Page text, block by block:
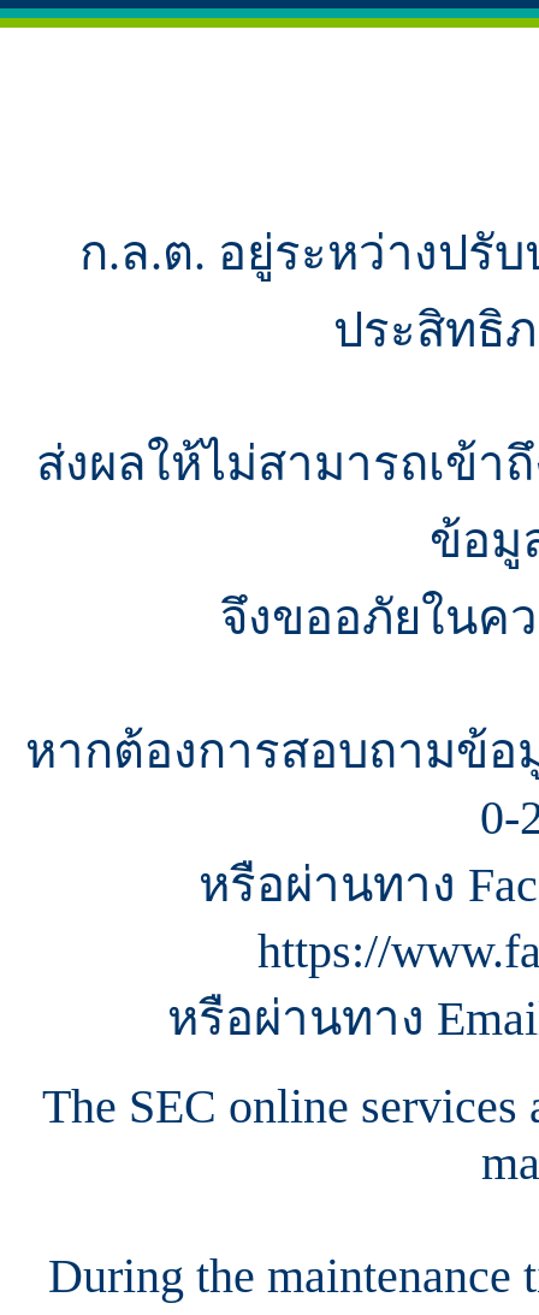
ก.ล.ต. อยู่ระหว่างปรั
ประสิทธิ
ส่งผลให้ไม่สามารถเข้า
ข้อมู
จึงขออภัยในค
หากต้องการสอบถามข้อ
0-
หรือผ่านทาง
https://
หรือผ่านทาง
The SEC online
During the maintenance